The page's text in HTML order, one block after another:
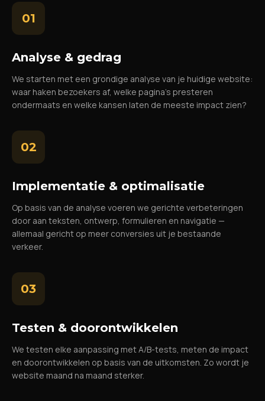
01
Analyse & gedrag
We starten met een grondige analyse van je huidige website:
waar haken bezoekers af, welke pagina's presteren
ondermaats en welke kansen laten de meeste impact zien?
02
Implementatie & optimalisatie
Op basis van de analyse voeren we gerichte verbeteringen
door aan teksten, ontwerp, formulieren en navigatie —
allemaal gericht op meer conversies uit je bestaande
verkeer.
03
Testen & doorontwikkelen
We testen elke aanpassing met A/B-tests, meten de impact
en doorontwikkelen op basis van de uitkomsten. Zo wordt je
website maand na maand sterker.